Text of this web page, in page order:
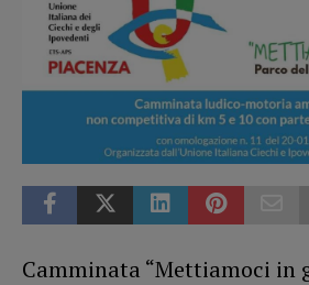
Camminata “Mettiamoci in